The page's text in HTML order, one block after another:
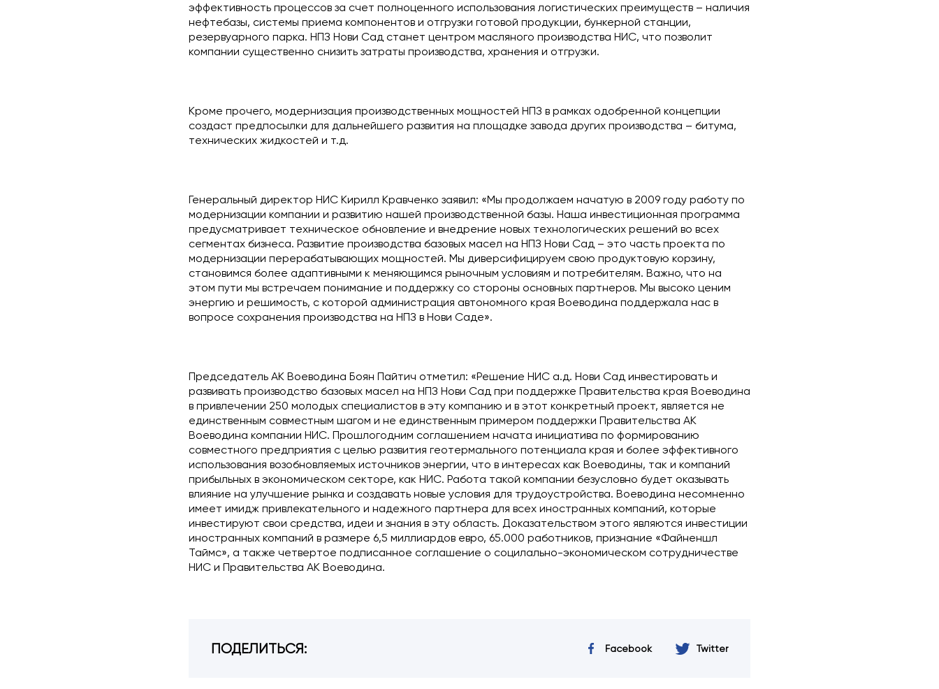
эффективность процессов за счет полноценного использования логистических преимуществ – наличия
нефтебазы, системы приема компонентов и отгрузки готовой продукции, бункерной станции,
резервуарного парка. НПЗ Нови Сад станет центром масляного производства НИС, что позволит
компании существенно снизить затраты производства, хранения и отгрузки.
Кроме прочего, модернизация производственных мощностей НПЗ в рамках одобренной концепции
создаст предпосылки для дальнейшего развития на площадке завода других производства – битума,
технических жидкостей и т.д.
Генеральный директор НИС Кирилл Кравченко заявил: «Мы продолжаем начатую в 2009 году работу по
модернизации компании и развитию нашей производственной базы. Наша инвестиционная программа
предусматривает техническое обновление и внедрение новых технологических решений во всех
сегментах бизнеса. Развитие производства базовых масел на НПЗ Нови Сад – это часть проекта по
модернизации перерабатывающих мощностей. Мы диверсифицируем свою продуктовую корзину,
становимся более адаптивными к меняющимся рыночным условиям и потребителям. Важно, что на
этом пути мы встречаем понимание и поддержку со стороны основных партнеров. Мы высоко ценим
энергию и решимость, с которой администрация автономного края Воеводина поддержала нас в
вопросе сохранения производства на НПЗ в Нови Саде».
Председатель АК Воеводина Боян Пайтич отметил: «Решение НИС а.д. Нови Сад инвестировать и
развивать производство базовых масел на НПЗ Нови Сад при поддержке Правительства края Воеводина
в привлечении 250 молодых специалистов в эту компанию и в этот конкретный проект, является не
единственным совместным шагом и не единственным примером поддержки Правительства АК
Воеводина компании НИС. Прошлогодним соглашением начата инициатива по формированию
совместного предприятия с целью развития геотермального потенциала края и более эффективного
использования возобновляемых источников энергии, что в интересах как Воеводины, так и компаний
прибыльных в экономическом секторе, как НИС. Работа такой компании безусловно будет оказывать
влияние на улучшение рынка и создавать новые условия для трудоустройства. Воеводина несомненно
имеет имидж привлекательного и надежного партнера для всех иностранных компаний, которые
инвестируют свои средства, идеи и знания в эту область. Доказательством этого являются инвестиции
иностранных компаний в размере 6,5 миллиардов евро, 65.000 работников, признание «Файненшл
Таймс», а также четвертое подписанное соглашение о социлально-экономическом сотрудничестве
НИС и Правительства АК Воеводина.
ПОДЕЛИТЬСЯ: Facebook Twitter